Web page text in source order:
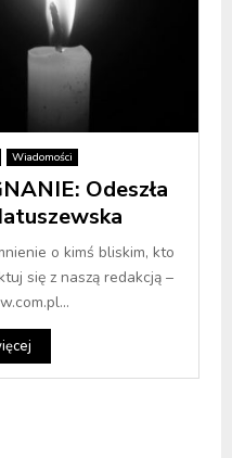
Wiadomości
Odeszła
o kimś bliskim, kto
się z naszą redakcją –